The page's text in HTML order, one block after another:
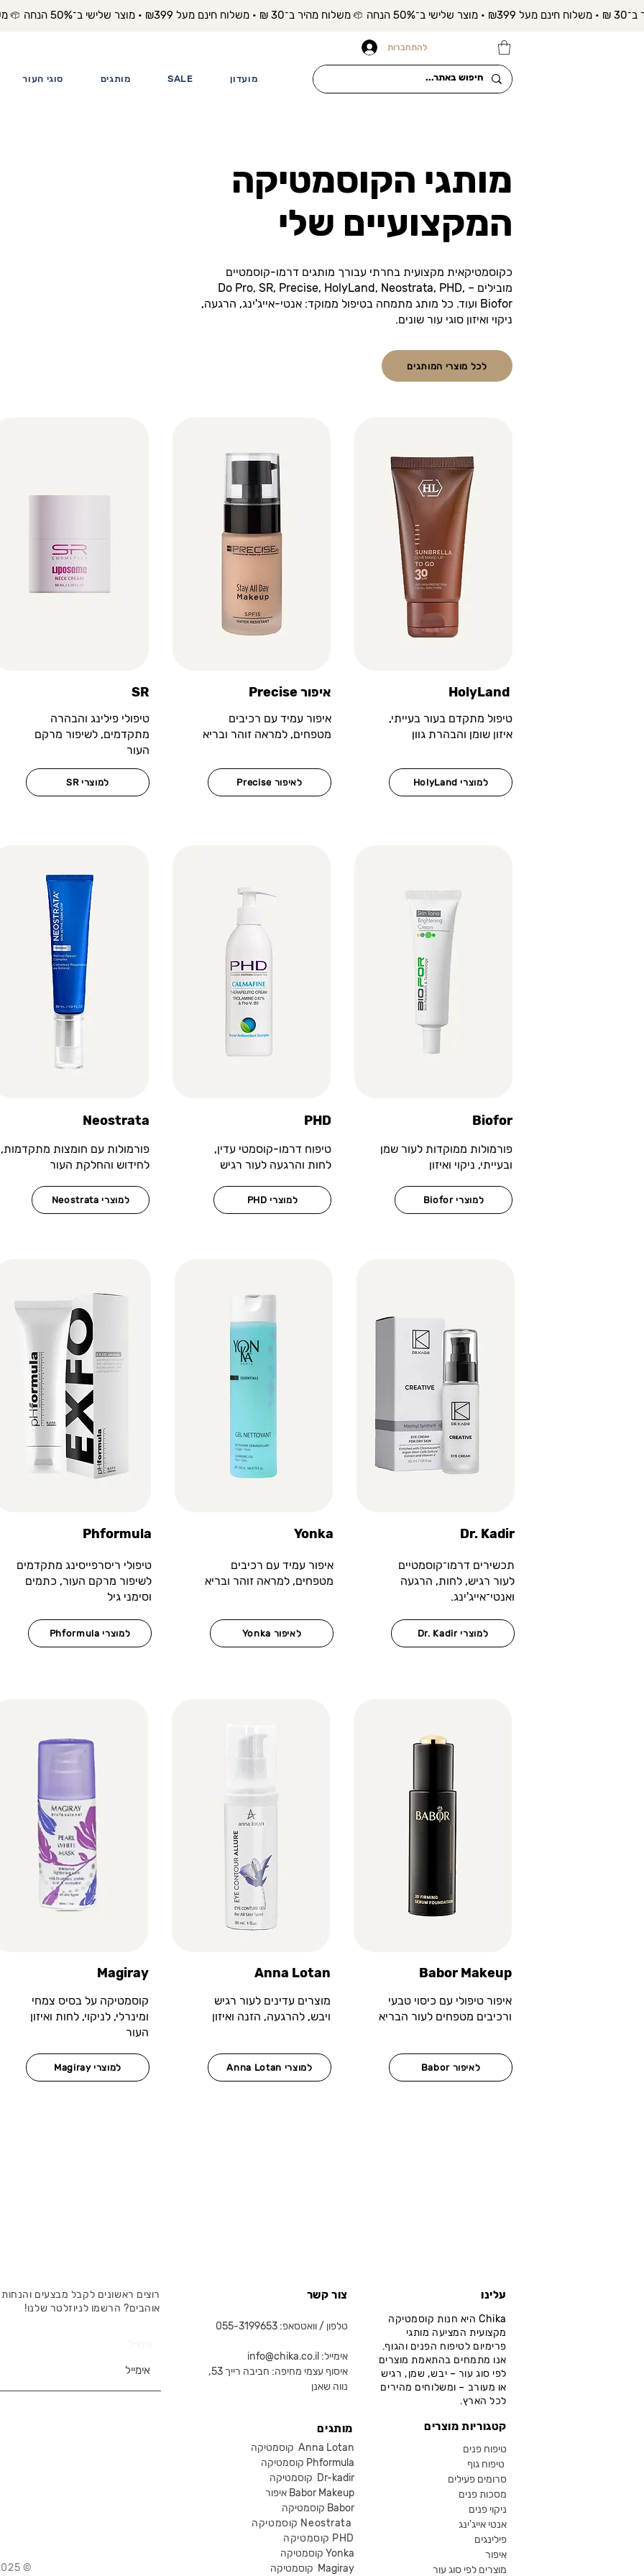
משלוח
סוגי העור מותגים SALE מועדון
להתחברות
מותגי הקוסמטיקה
המקצועיים שלי
כקוסמטיקאית מקצועית בחרתי עבורך מותגים דרמו-קוסמטיים
מובילים – Do Pro, SR, Precise, HolyLand, Neostrata, PHD,
Biofor ועוד. כל מותג מתמחה בטיפול ממוקד: אנטי-אייג'ינג, הרגעה,
ניקוי ואיזון סוגי עור שונים.
לכל מוצרי המותגים
SR
טיפולי פילינג והבהרה
מתקדמים, לשיפור מרקם
העור
SR למוצרי
Precise איפור
איפור עמיד עם רכיבים
מטפחים, למראה זוהר ובריא
Precise לאיפור
HolyLand
טיפול מתקדם בעור בעייתי,
איזון שומן והבהרת גוון
HolyLand למוצרי
Neostrata
פורמולות עם חומצות מתקדמות,
לחידוש והחלקת העור
Neostrata למוצרי
PHD
טיפוח דרמו-קוסמטי עדין,
לחות והרגעה לעור רגיש
PHD למוצרי
Biofor
פורמולות ממוקדות לעור שמן
ובעייתי, ניקוי ואיזון
Biofor למוצרי
Phformula
טיפולי ריסרפייסינג מתקדמים
לשיפור מרקם העור, כתמים
וסימני גיל
Phformula למוצרי
Yonka
איפור עמיד עם רכיבים
מטפחים, למראה זוהר ובריא
Yonka לאיפור
Dr. Kadir
תכשירים דרמו־קוסמטיים
לעור רגיש, לחות, הרגעה
ואנטי־אייג'ינג.
Dr. Kadir למוצרי
Magiray
קוסמטיקה על בסיס צמחי
ומינרלי, לניקוי, לחות ואיזון
העור
Magiray למוצרי
Anna Lotan
מוצרים עדינים לעור רגיש
ויבש, להרגעה, הזנה ואיזון
Anna Lotan למוצרי
Babor Makeup
איפור טיפולי עם כיסוי טבעי
ורכיבים מטפחים לעור הבריא
Babor לאיפור
רוצים ראשונים לקבל מבצעים
אוהבים? הרשמו לניוזלטר שלנו!
© 2025 Chika – חנות קוסמטיקה מקצועית
צור קשר
טלפון / וואטסאפ: 055-3199653
אימייל: info@chika.co.il
איסוף עצמי מחיפה: חביבה רייך 53,
נווה שאנן
מותגים
קוסמטיקה Anna Lotan
קוסמטיקה Phformula
קוסמטיקה Dr-kadir
איפור Babor Makeup
קוסמטיקה Babor
קוסמטיקה Neostrata
קוסמטיקה PHD
קוסמטיקה Yonka
Magiray
עלינו
Chika היא חנות קוסמטיקה
מקצועית המציעה מותגי
פרימיום לטיפוח הפנים והגוף.
אנו מתמחים בהתאמת מוצרים
לפי סוג עור – יבש, שמן, רגיש
או מעורב – ומשלוחים מהירים
לכל הארץ.
קטגוריות מוצרים
טיפוח פנים
טיפוח גוף
סרומים פעילים
מסכות פנים
ניקוי פנים
אנטי אייג'ינג
פילינגים
איפור
מוצרים לפי סוג עור